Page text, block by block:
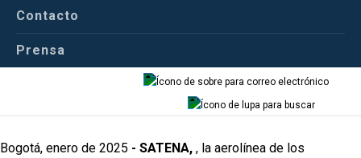
Contacto
Prensa
Bogotá, enero de 2025 - SATENA, , la aerolínea de los